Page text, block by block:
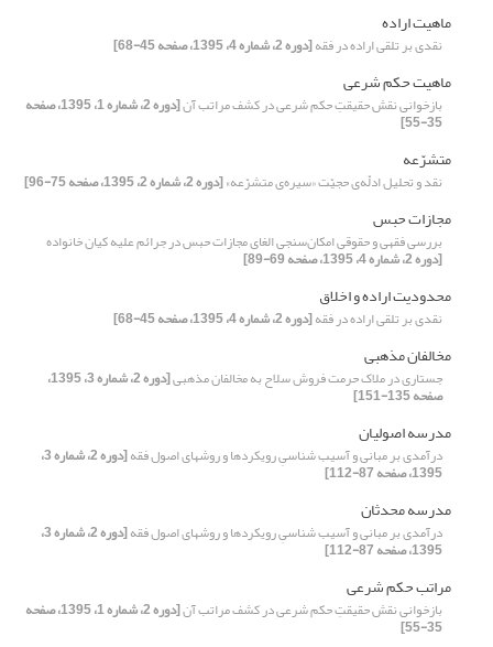
ماهیت اراده
نقدی بر تلقی اراده در فقه[دوره 2، شماره 4، 1395، صفحه 45-68]
ماهیت حکم شرعی
بازخوانی نقش حقیقتِ حکم شرعی در کشف مراتب آن [دوره 2، شماره 1، 1395، صفحه
35-55]
متشرّعه
نقد و تحلیل ادلّه‌ی حجیّت «سیر‌ه‌ی متشرّعه»[دوره 2، شماره 2، 1395، صفحه 75-96]
مجازات حبس
بررسی فقهی و حقوقی امکان‌سنجی الغای مجازات حبس در جرائم‌ علیه کیان خانواده
[دوره 2، شماره 4، 1395، صفحه 69-89]
محدودیت اراده و اخلاق
نقدی بر تلقی اراده در فقه[دوره 2، شماره 4، 1395، صفحه 45-68]
مخالفان مذهبی
جستاری در ملاک حرمت فروش سلاح به مخالفان مذهبی [دوره 2، شماره 3، 1395،
صفحه 135-151]
مدرسه اصولیان
درآمدی بر مبانی و آسیب شناسیِ رویکردها و روشهای اصول فقه [دوره 2، شماره 3،
1395، صفحه 87-112]
مدرسه محدثان
درآمدی بر مبانی و آسیب شناسیِ رویکردها و روشهای اصول فقه [دوره 2، شماره 3،
1395، صفحه 87-112]
مراتب حکم شرعی
بازخوانی نقش حقیقتِ حکم شرعی در کشف مراتب آن [دوره 2، شماره 1، 1395، صفحه
35-55]